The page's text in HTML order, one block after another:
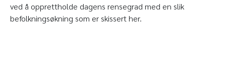
ved å opprettholde dagens rensegrad med en slik
befolkningsøkning som er skissert her.